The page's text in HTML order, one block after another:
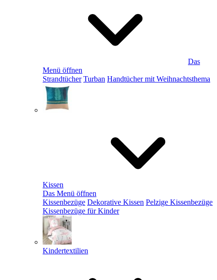
Das
Menü öffnen
Strandtücher Turban Handtücher mit Weihnachtsthema
Kissen
Das Menü öffnen
Kissenbezüge Dekorative Kissen Pelzige Kissenbezüge
Kissenbezüge für Kinder
Kindertextilien